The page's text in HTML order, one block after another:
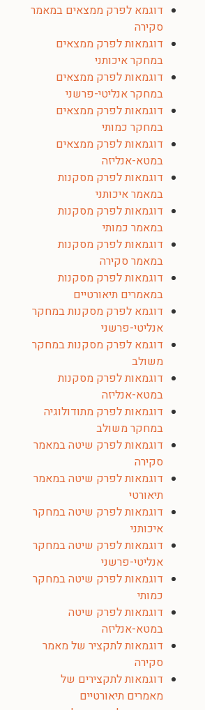
דוגמא לפרק ממצאים במאמר
סקירה
דוגמאות לפרק ממצאים
במחקר איכותני
דוגמאות לפרק ממצאים
במחקר אנליטי-פרשני
דוגמאות לפרק ממצאים
במחקר כמותי
דוגמאות לפרק ממצאים
במטא-אנליזה
דוגמאות לפרק מסקנות
במאמר איכותני
דוגמאות לפרק מסקנות
במאמר כמותי
דוגמאות לפרק מסקנות
במאמר סקירה
דוגמאות לפרק מסקנות
במאמרים תיאורטיים
דוגמא לפרק מסקנות במחקר
אנליטי-פרשני
דוגמא לפרק מסקנות במחקר
משולב
דוגמאות לפרק מסקנות
במטא-אנליזה
דוגמאות לפרק מתודולוגיה
במחקר משולב
דוגמאות לפרק שיטה במאמר
סקירה
דוגמאות לפרק שיטה במאמר
תיאורטי
דוגמאות לפרק שיטה במחקר
איכותני
דוגמאות לפרק שיטה במחקר
אנליטי-פרשני
דוגמאות לפרק שיטה במחקר
כמותי
דוגמאות לפרק שיטה
במטא-אנליזה
דוגמאות לתקציר של מאמר
סקירה
דוגמאות לתקצירים של
מאמרים תיאורטיים